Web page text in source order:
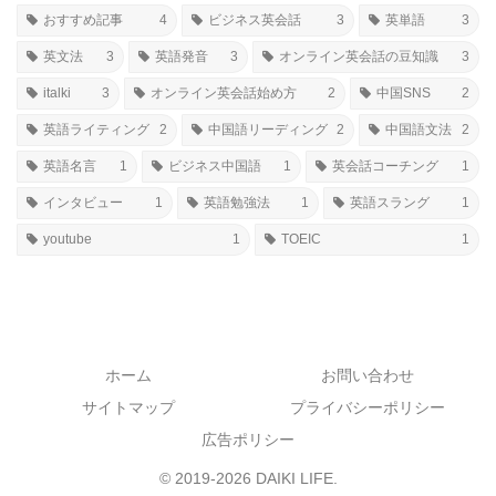
おすすめ記事 4 ビジネス英会話 3 英単語 3
英文法 3 英語発音 3 オンライン英会話の豆知識 3
italki 3 オンライン英会話始め方 2 中国SNS 2
英語ライティング 2 中国語リーディング 2 中国語文法 2
英語名言 1 ビジネス中国語 1 英会話コーチング 1
インタビュー 1 英語勉強法 1 英語スラング 1
youtube 1 TOEIC 1
ホーム
お問い合わせ
サイトマップ
プライバシーポリシー
広告ポリシー
© 2019-2026 DAIKI LIFE.